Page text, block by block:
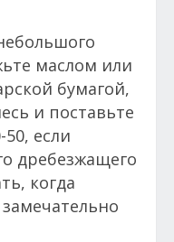
маслом или
бумагой,
и поставьте
если
дребезжащего
когда